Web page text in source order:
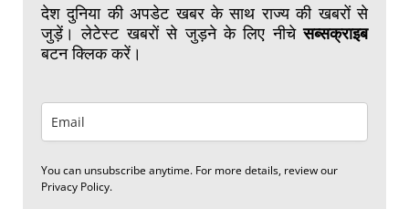
देश दुनिया की अपडेट खबर के साथ राज्य की खबरों से
जुड़ें। लेटेस्ट खबरों से जुड़ने के लिए नीचेसब्सक्राइब
बटन क्लिक करें।
You can unsubscribe anytime. For more details, review our
Privacy Policy.